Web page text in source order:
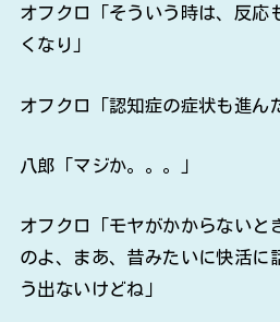
オフクロ「そういう時は、反応
くなり」
オフクロ「認知症の症状も進ん
八郎「マジか。。。」
オフクロ「モヤがかからないと
のよ、まあ、昔みたいに快活に
う出ないけどね」